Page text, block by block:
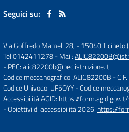
Seguici su:
Via Goffredo Mameli 28, -15040 Ticineto
Tel 0142411278- Mail:
- PEC:alic82200b@pec.istruzione.it
Codice meccanografico: ALIC82200B -
Codice Univoco: UF5OYY- Codice
Accessibilità AGID: https://
- Obiettivi di accessibilità 2026: https://